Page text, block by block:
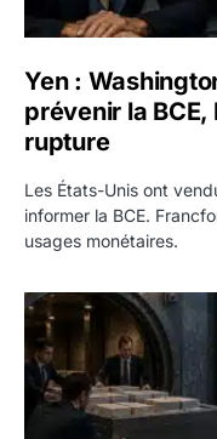
Yen :
prévenir la
rupture
Les États-Unis ont
informer la BCE.
usages monétaires.
Jane Street négocie